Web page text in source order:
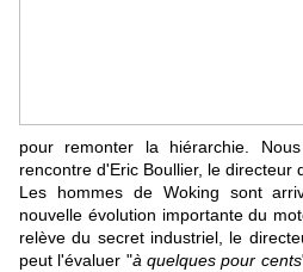
pour remonter la hiérarchie.
rencontre d'Eric Boullier, le directeur
Les hommes de Woking sont
nouvelle évolution importante du
relève du secret industriel, le
peut l'évaluer "à quelques pour cents